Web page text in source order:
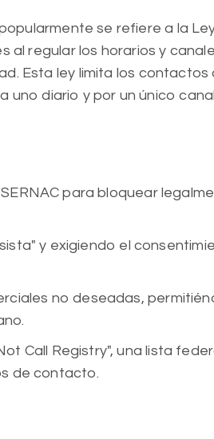
se refiere a la
al regular los horarios y
Esta ley limita los contactos
uno diario y por un único
para bloquear
y exigiendo el
no deseadas,
Call Registry", una lista
de contacto.